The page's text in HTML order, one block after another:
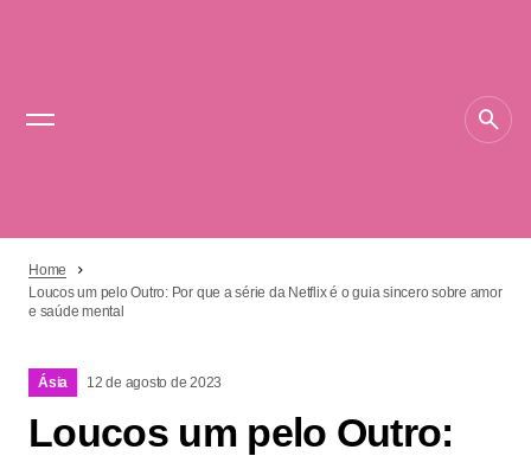
Home
Loucos um pelo Outro: Por que a série da Netflix é o guia sincero sobre amor
e saúde mental
Ásia 12 de agosto de 2023
Loucos um pelo Outro: